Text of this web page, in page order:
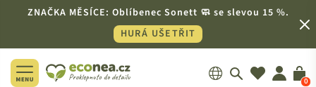
ZNAČKA MĚSÍCE: Oblíbenec Sonett 🧼 se slevou 15 %.
HURÁ UŠETŘIT
0